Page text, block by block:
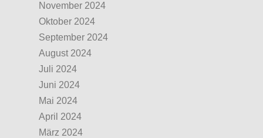
November 2024
Oktober 2024
September 2024
August 2024
Juli 2024
Juni 2024
Mai 2024
April 2024
März 2024